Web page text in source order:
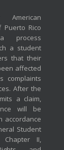
Puerto Rico
process
a student
that their
affected
complaints
After the
a claim,
will be
accordance
Student
Chapter II,